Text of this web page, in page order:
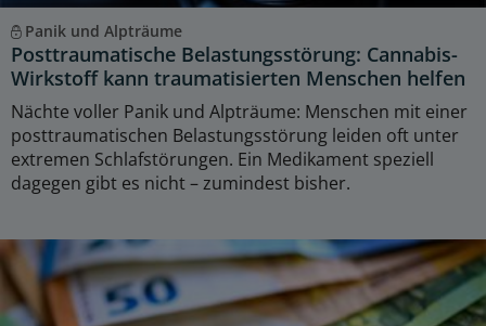
Panik und Alpträume
Posttraumatische Belastungsstörung: Cannabis-
Wirkstoff kann traumatisierten Menschen helfen
Nächte voller Panik und Alpträume: Menschen mit einer
posttraumatischen Belastungsstörung leiden oft unter
extremen Schlafstörungen. Ein Medikament speziell
dagegen gibt es nicht – zumindest bisher.